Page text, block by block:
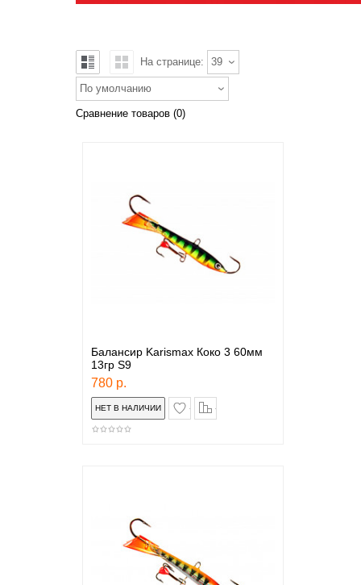
На странице: 39
По умолчанию
Сравнение товаров (0)
Балансир Karismax Коко 3 60мм
13гр S9
780 р.
в закладки